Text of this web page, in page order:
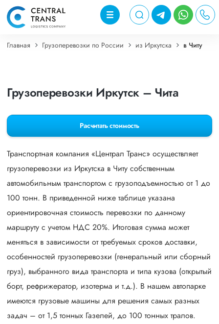
Главная Грузоперевозки по России из Иркутска в Читу
Грузоперевозки Иркутск – Чита
Расчитать стоимость
Транспортная компания «Централ Транс» осуществляет
грузоперевозки из Иркутска в Читу собственным
автомобильным транспортом с грузоподъемностью от 1 до
100 тонн. В приведенной ниже таблице указана
ориентировочная стоимость перевозки по данному
маршруту с учетом НДС 20%. Итоговая сумма может
меняться в зависимости от требуемых сроков доставки,
особенностей грузоперевозки (генеральный или сборный
груз), выбранного вида транспорта и типа кузова (открытый
борт, рефрижератор, изотерма и т.д.). В нашем автопарке
имеются грузовые машины для решения самых разных
задач – от 1,5 тонных Газелей, до 100 тонных тралов.